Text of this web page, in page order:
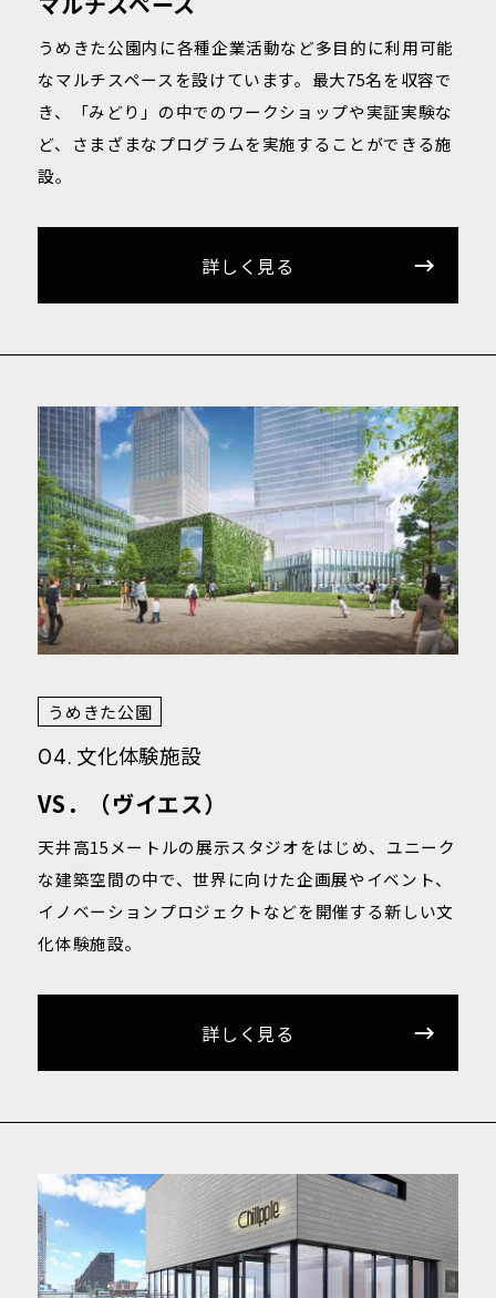
うめきた公園内に各種企業活動など多目的に利用可能
なマルチスペースを設けています。最大75名を収容で
き、「みどり」の中でのワークショップや実証実験な
ど、さまざまなプログラムを実施することができる施
設。
詳しく見る
うめきた公園
04. 文化体験施設
VS．（ヴイエス）
天井高15メートルの展示スタジオをはじめ、ユニーク
な建築空間の中で、世界に向けた企画展やイベント、
イノベーションプロジェクトなどを開催する新しい文
化体験施設。
詳しく見る